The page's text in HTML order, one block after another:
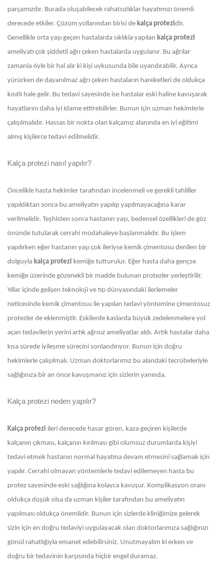
parçamızdır. Burada oluşabilecek rahatsızlıklar hayatımızı önemli
derecede etkiler. Çözüm yollarından birisi de kalça protezidir.
Genellikle orta yaşı geçen hastalarda sıklıkla yapılan kalça protezi
ameliyatı çok şiddetli ağrı çeken hastalarda uygulanır. Bu ağrılar
zamanla öyle bir hal alır ki kişi uykusunda bile uyandırabilir. Ayrıca
yürürken de dayanılmaz ağrı çeken hastaların hareketleri de oldukça
kısıtlı hale gelir. Bu tedavi sayesinde ise hastalar eski haline kavuşarak
hayatlarını daha iyi idame ettirebilirler. Bunun için uzman hekimlerle
çalışılmalıdır. Hassas bir nokta olan kalçamız alanında en iyi eğitimi
almış kişilerce tedavi edilmelidir.
Kalça protezi nasıl yapılır?
Öncelikle hasta hekimler tarafından incelenmeli ve gerekli tahliller
yapıldıktan sonra bu ameliyatın yapılıp yapılmayacağına karar
verilmelidir. Teşhisten sonra hastanın yaşı, bedensel özellikleri de göz
önünde tutularak cerrahi müdahaleye başlanmalıdır. Bu işlem
yapılırken eğer hastanın yaşı çok ileriyse kemik çimentosu denilen bir
dolguyla kalça protezi kemiğe tutturulur. Eğer hasta daha gençse
kemiğe üzerinde gözenekli bir madde bulunan protezler yerleştirilir.
Yıllar içinde gelişen teknoloji ve tıp dünyasındaki ilerlemeler
neticesinde kemik çimentosu ile yapılan tedavi yöntemine çimentosuz
protezler de eklenmiştir. Eskilerde kaslarda büyük zedelenmelere yol
açan tedavilerin yerini artık ağrısız ameliyatlar aldı. Artık hastalar daha
kısa sürede iyileşme sürecini sonlandırıyor. Bunun için doğru
hekimlerle çalışılmalı. Uzman doktorlarımız bu alandaki tecrübeleriyle
sağlığınıza bir an önce kavuşmanız için sizlerin yanında.
Kalça protezi neden yapılır?
Kalça protezi ileri derecede hasar gören, kaza geçiren kişilerde
kalçanın çıkması, kalçanın kırılması gibi olumsuz durumlarda kişiyi
tedavi etmek hastanın normal hayatına devam etmesini sağlamak için
yapılır. Cerrahi olmayan yöntemlerle tedavi edilemeyen hasta bu
protez sayesinde eski sağlığına kolayca kavuşur. Komplikasyon oranı
oldukça düşük olsa da uzman kişiler tarafından bu ameliyatın
yapılması oldukça önemlidir. Bunun için sizlerde kliniğimize gelerek
sizin için en doğru tedaviyi uygulayacak olan doktorlarımıza sağlığınızı
gönül rahatlığıyla emanet edebilirsiniz. Unutmayalım ki erken ve
doğru bir tedavinin karşısında hiçbir engel duramaz.